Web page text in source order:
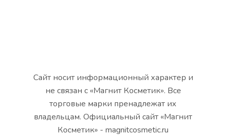
Сайт носит информационный характер и
не связан с «Магнит Косметик». Все
торговые марки пренадлежат их
владельцам. Официальный сайт «Магнит
Косметик» - magnitcosmetic.ru